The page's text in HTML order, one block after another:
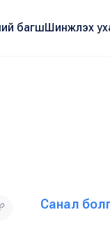
багшШинжлэх
Санал